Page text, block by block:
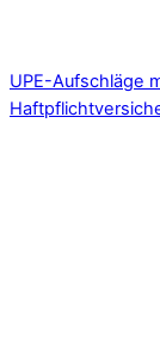
UPE-Aufschläge